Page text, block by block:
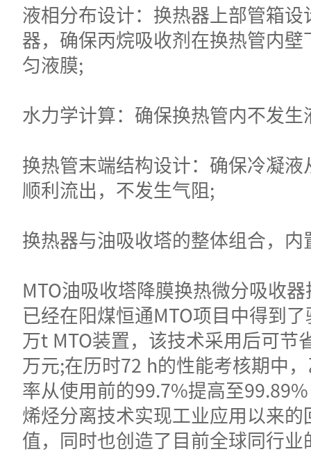
液相分布设计：换热器上部管箱设
器，确保丙烷吸收剂在换热管内
匀液膜;
水力学计算：确保换热管内不发生
换热管末端结构设计：确保冷凝
顺利流出，不发生气阻;
换热器与油吸收塔的整体组合，内
MTO油吸收塔降膜换热微分吸收
已经在阳煤恒通MTO项目中得到
万t MTO装置，该技术采用后可节
万元;在历时72 h的性能考核期中
率从使用前的99.7%提高至
烯烃分离技术实现工业应用以来的
值，同时也创造了目前全球同行